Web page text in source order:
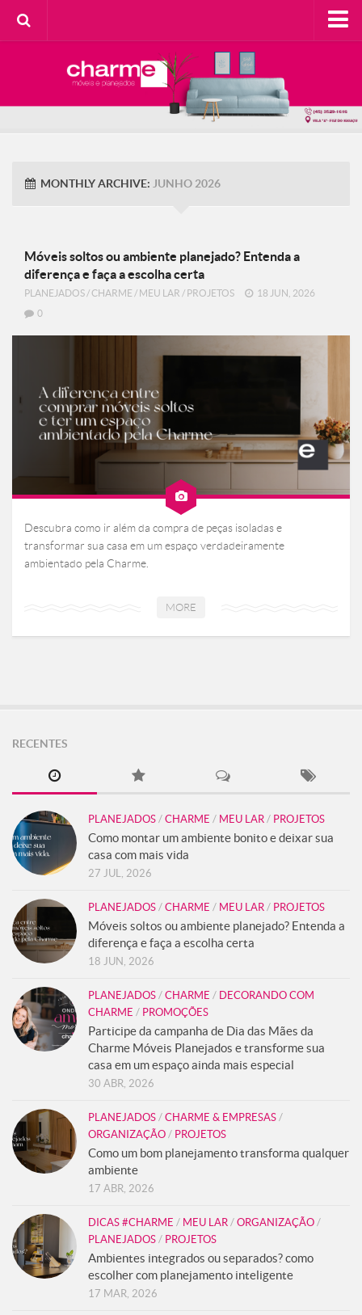
SOBRE A CHARME
Faça Você Mesma
Meu Lar
MONTHLY ARCHIVE: JUNHO 2026
Móveis soltos ou ambiente planejado? Entenda a
diferença e faça a escolha certa
PLANEJADOS /CHARME / MEU LAR / PROJETOS
18 JUN, 2026
0
Descubra como ir além da compra de peças isoladas e
transformar sua casa em um espaço verdadeiramente
ambientado pela Charme.
MORE
RECENTES
PLANEJADOS / CHARME / MEU LAR / PROJETOS
Como montar um ambiente bonito e deixar sua
casa com mais vida
27 JUL, 2026
PLANEJADOS / CHARME / MEU LAR / PROJETOS
Móveis soltos ou ambiente planejado? Entenda a
diferença e faça a escolha certa
18 JUN, 2026
PLANEJADOS / CHARME / DECORANDO COM
CHARME / PROMOÇÕES
Participe da campanha de Dia das Mães da
Charme Móveis Planejados e transforme sua
casa em um espaço ainda mais especial
30 ABR, 2026
PLANEJADOS / CHARME & EMPRESAS /
ORGANIZAÇÃO / PROJETOS
Como um bom planejamento transforma qualquer
ambiente
17 ABR, 2026
DICAS #CHARME / MEU LAR / ORGANIZAÇÃO /
PLANEJADOS / PROJETOS
Ambientes integrados ou separados? como
escolher com planejamento inteligente
17 MAR, 2026